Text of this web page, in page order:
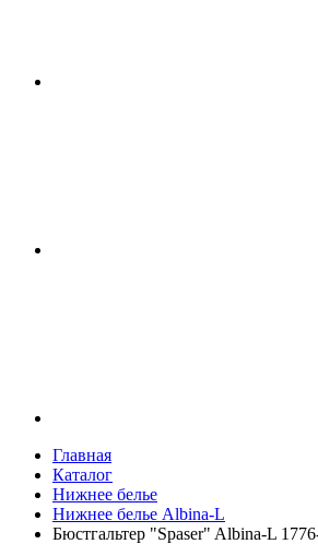
Главная
Каталог
Нижнее белье
Нижнее белье Albina-L
Бюстгальтер "Spaser" Albina-L